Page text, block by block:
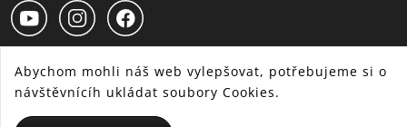
Abychom mohli náš web vylepšovat, potřebujeme si o
návštěvnícíh ukládat soubory Cookies.